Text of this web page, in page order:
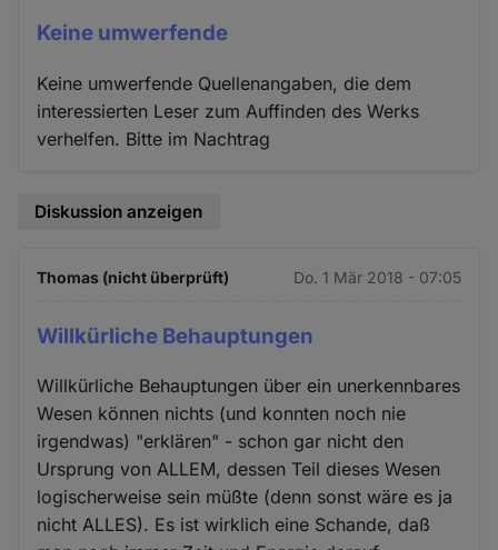
Keine umwerfende
Keine umwerfende Quellenangaben, die dem
interessierten Leser zum Auffinden des Werks
verhelfen. Bitte im Nachtrag
Diskussion anzeigen
Thomas (nicht überprüft) Do. 1 Mär 2018 - 07:05
Willkürliche Behauptungen
Willkürliche Behauptungen über ein unerkennbares
Wesen können nichts (und konnten noch nie
irgendwas) "erklären" - schon gar nicht den
Ursprung von ALLEM, dessen Teil dieses Wesen
logischerweise sein müßte (denn sonst wäre es ja
nicht ALLES). Es ist wirklich eine Schande, daß